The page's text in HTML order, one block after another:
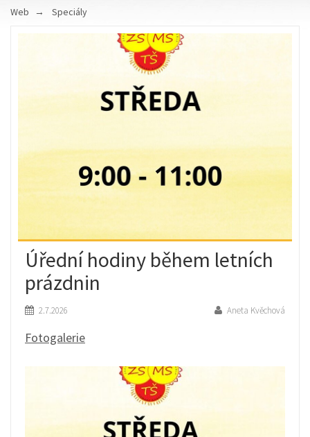
Web Speciály
Úřední hodiny během letních
prázdnin
Aneta Kvěchová
2.7.2026
Fotogalerie